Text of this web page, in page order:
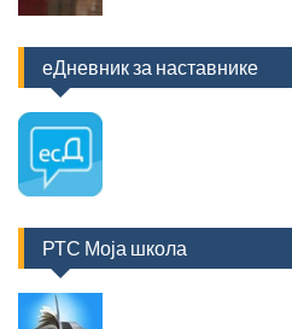
еДневник за наставнике
РТС Моја школа